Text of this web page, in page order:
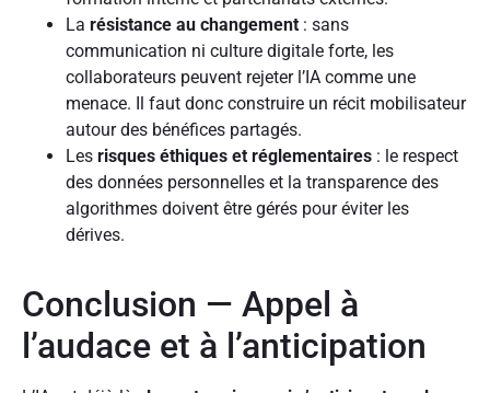
La résistance au changement : sans
communication ni culture digitale forte, les
collaborateurs peuvent rejeter l’IA comme une
menace. Il faut donc construire un récit mobilisateur
autour des bénéfices partagés.
Les risques éthiques et réglementaires : le respect
des données personnelles et la transparence des
algorithmes doivent être gérés pour éviter les
dérives.
Conclusion — Appel à
l’audace et à l’anticipation